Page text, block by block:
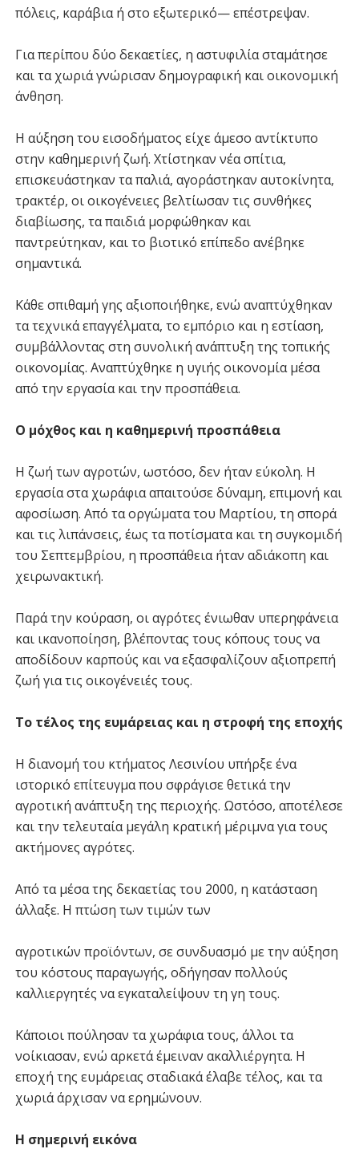
πόλεις, καράβια ή στο εξωτερικό— επέστρεψαν.
Για περίπου δύο δεκαετίες, η αστυφιλία σταμάτησε
και τα χωριά γνώρισαν δημογραφική και οικονομική
άνθηση.
Η αύξηση του εισοδήματος είχε άμεσο αντίκτυπο
στην καθημερινή ζωή. Χτίστηκαν νέα σπίτια,
επισκευάστηκαν τα παλιά, αγοράστηκαν αυτοκίνητα,
τρακτέρ, οι οικογένειες βελτίωσαν τις συνθήκες
διαβίωσης, τα παιδιά μορφώθηκαν και
παντρεύτηκαν, και το βιοτικό επίπεδο ανέβηκε
σημαντικά.
Κάθε σπιθαμή γης αξιοποιήθηκε, ενώ αναπτύχθηκαν
τα τεχνικά επαγγέλματα, το εμπόριο και η εστίαση,
συμβάλλοντας στη συνολική ανάπτυξη της τοπικής
οικονομίας. Αναπτύχθηκε η υγιής οικονομία μέσα
από την εργασία και την προσπάθεια.
Ο μόχθος και η καθημερινή προσπάθεια
Η ζωή των αγροτών, ωστόσο, δεν ήταν εύκολη. Η
εργασία στα χωράφια απαιτούσε δύναμη, επιμονή και
αφοσίωση. Από τα οργώματα του Μαρτίου, τη σπορά
και τις λιπάνσεις, έως τα ποτίσματα και τη συγκομιδή
του Σεπτεμβρίου, η προσπάθεια ήταν αδιάκοπη και
χειρωνακτική.
Παρά την κούραση, οι αγρότες ένιωθαν υπερηφάνεια
και ικανοποίηση, βλέποντας τους κόπους τους να
αποδίδουν καρπούς και να εξασφαλίζουν αξιοπρεπή
ζωή για τις οικογένειές τους.
Το τέλος της ευμάρειας και η στροφή της εποχής
Η διανομή του κτήματος Λεσινίου υπήρξε ένα
ιστορικό επίτευγμα που σφράγισε θετικά την
αγροτική ανάπτυξη της περιοχής. Ωστόσο, αποτέλεσε
και την τελευταία μεγάλη κρατική μέριμνα για τους
ακτήμονες αγρότες.
Από τα μέσα της δεκαετίας του 2000, η κατάσταση
άλλαξε. Η πτώση των τιμών των
αγροτικών προϊόντων, σε συνδυασμό με την αύξηση
του κόστους παραγωγής, οδήγησαν πολλούς
καλλιεργητές να εγκαταλείψουν τη γη τους.
Κάποιοι πούλησαν τα χωράφια τους, άλλοι τα
νοίκιασαν, ενώ αρκετά έμειναν ακαλλιέργητα. Η
εποχή της ευμάρειας σταδιακά έλαβε τέλος, και τα
χωριά άρχισαν να ερημώνουν.
Η σημερινή εικόνα